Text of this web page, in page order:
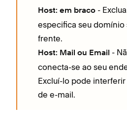
Host: em braco -
especifica seu domínio
frente.
Host: Mail ou Email
-
conecta-se ao seu
Excluí-lo pode
de e-mail.